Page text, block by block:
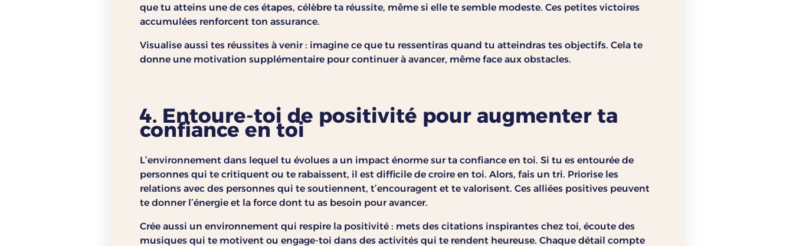
que tu atteins une de ces étapes, célèbre ta réussite, même si elle te semble modeste. Ces petites victoires
accumulées renforcent ton assurance.
Visualise aussi tes réussites à venir : imagine ce que tu ressentiras quand tu atteindras tes objectifs. Cela te
donne une motivation supplémentaire pour continuer à avancer, même face aux obstacles.
4. Entoure-toi de positivité pour augmenter ta
confiance en toi
L’environnement dans lequel tu évolues a un impact énorme sur ta confiance en toi. Si tu es entourée de
personnes qui te critiquent ou te rabaissent, il est difficile de croire en toi. Alors, fais un tri. Priorise les
relations avec des personnes qui te soutiennent, t’encouragent et te valorisent. Ces alliées positives peuvent
te donner l’énergie et la force dont tu as besoin pour avancer.
Crée aussi un environnement qui respire la positivité : mets des citations inspirantes chez toi, écoute des
musiques qui te motivent ou engage-toi dans des activités qui te rendent heureuse. Chaque détail compte